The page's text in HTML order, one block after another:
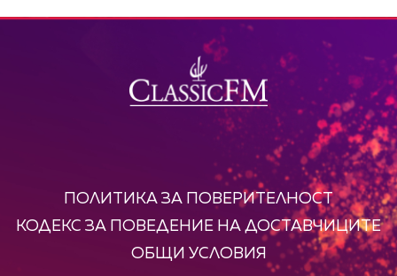
ПОЛИТИКА ЗА ПОВЕРИТЕЛНОСТ
КОДЕКС ЗА ПОВЕДЕНИЕ НА ДОСТАВЧИЦИТЕ
ОБЩИ УСЛОВИЯ